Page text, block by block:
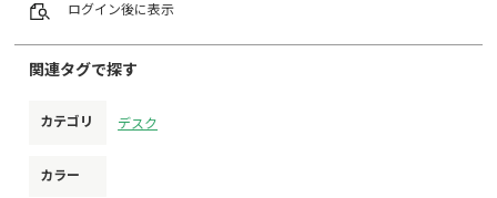
ログイン後に表示
関連タグで探す
カテゴリ デスク
カラー